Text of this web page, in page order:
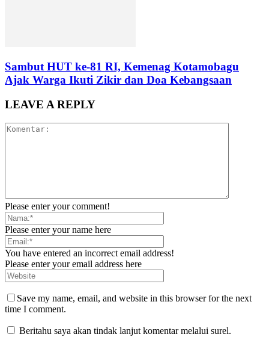
Sambut HUT ke-81 RI, Kemenag Kotamobagu
Ajak Warga Ikuti Zikir dan Doa Kebangsaan
LEAVE A REPLY
Please enter your comment!
Please enter your name here
You have entered an incorrect email address!
Please enter your email address here
Save my name, email, and website in this browser for the next
time I comment.
Beritahu saya akan tindak lanjut komentar melalui surel.